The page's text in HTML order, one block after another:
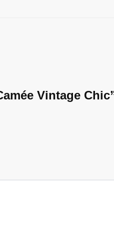
Vintage